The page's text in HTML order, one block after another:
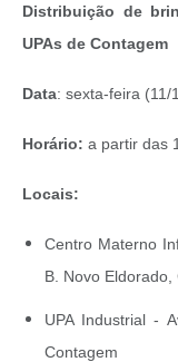
Distribuição de
UPAs de Contagem
Data: sexta-feira (11/
Horário: a partir das
Locais:
Centro Materno
B. Novo Eldorado,
UPA Industrial -
Contagem